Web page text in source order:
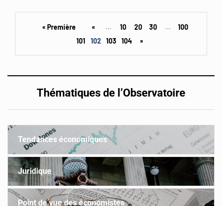
« Première « ... 10 20 30 ...
100
101
102 103 104 »
Thématiques de l’Observatoire
Tendances économiques
Juridique
Point de vue des économistes